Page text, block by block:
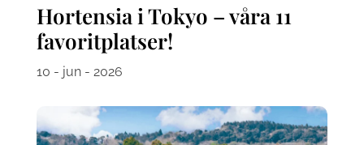
Hortensia i Tokyo – våra 11
favoritplatser!
10 - jun - 2026